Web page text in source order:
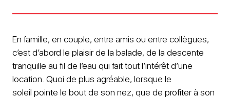
En famille, en couple, entre amis ou entre collègues,
c’est d’abord le plaisir de la balade, de la descente
tranquille au fil de l’eau qui fait tout l’intérêt d’une
location. Quoi de plus agréable, lorsque le
soleil pointe le bout de son nez, que de profiter à son